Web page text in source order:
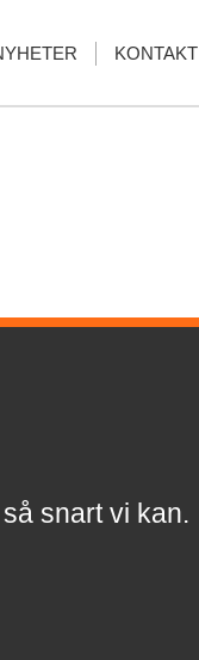
KONTAKT
snart vi kan.